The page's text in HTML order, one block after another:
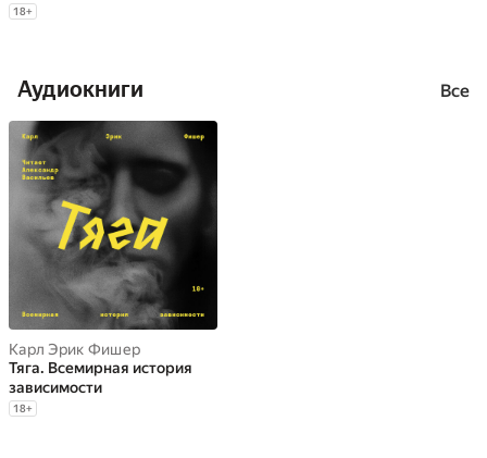
зависимости
18+
Аудиокниги Все
Карл Эрик Фишер
Тяга. Всемирная история
зависимости
18+